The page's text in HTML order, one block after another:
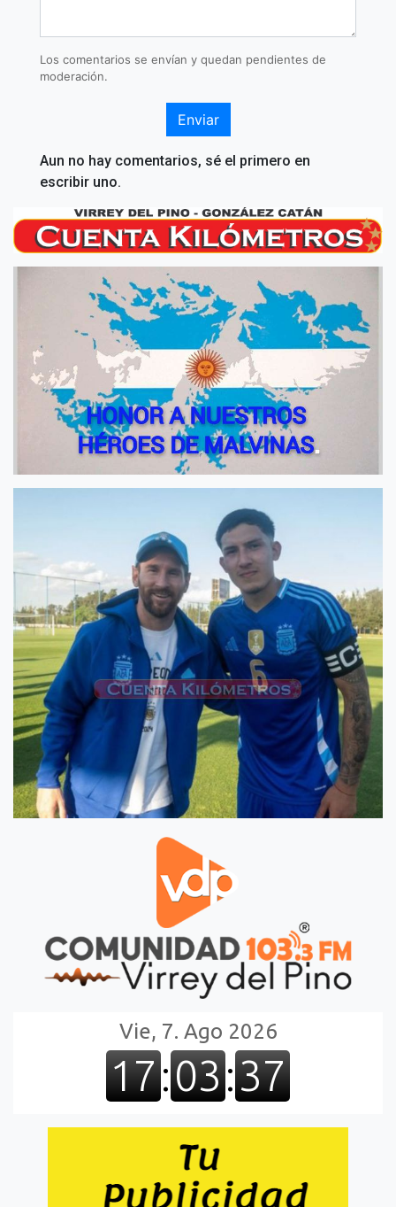
Los comentarios se envían y quedan pendientes de
moderación.
Enviar
Aun no hay comentarios, sé el primero en
escribir uno.